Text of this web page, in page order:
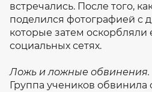
встречались. После того,
поделился фотографией с
которые затем оскорбляли
социальных сетях.
Ложь и ложные обвинения.
Группа учеников обвинила